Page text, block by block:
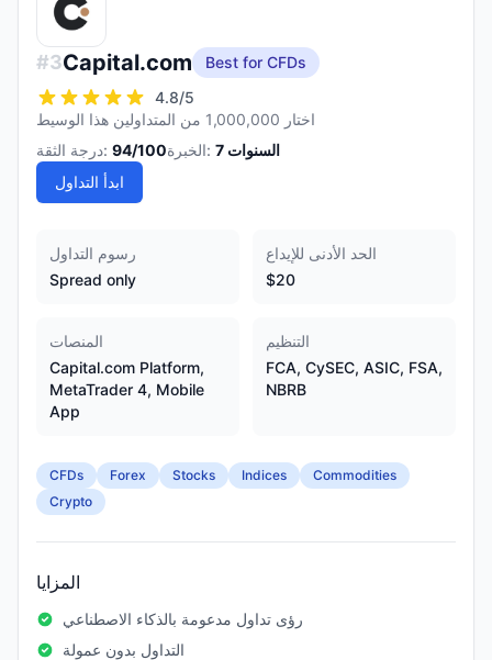
#3Capital.com
Best for CFDs
4.8/5
اختار 1,000,000 من المتداولين هذا الوسيط
درجة الثقة: 94/100 الخبرة: 7 السنوات
ابدأ التداول
رسوم التداول
Spread only
الحد الأدنى للإيداع
$20
المنصات
Capital.com Platform,
MetaTrader 4, Mobile
App
التنظيم
FCA, CySEC, ASIC, FSA,
NBRB
CFDs Forex Stocks Indices
Commodities
Crypto
المزايا
رؤى تداول مدعومة بالذكاء الاصطناعي
التداول بدون عمولة